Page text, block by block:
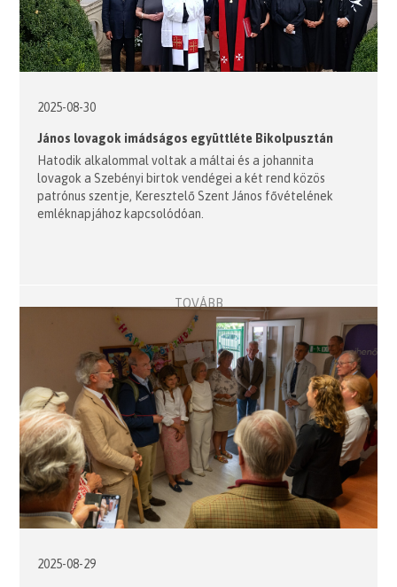
2025-08-30
János lovagok imádságos együttléte Bikolpusztán
Hatodik alkalommal voltak a máltai és a johannita
lovagok a Szebényi birtok vendégei a két rend közös
patrónus szentje, Keresztelő Szent János fővételének
emléknapjához kapcsolódóan.
TOVÁBB
2025-08-29